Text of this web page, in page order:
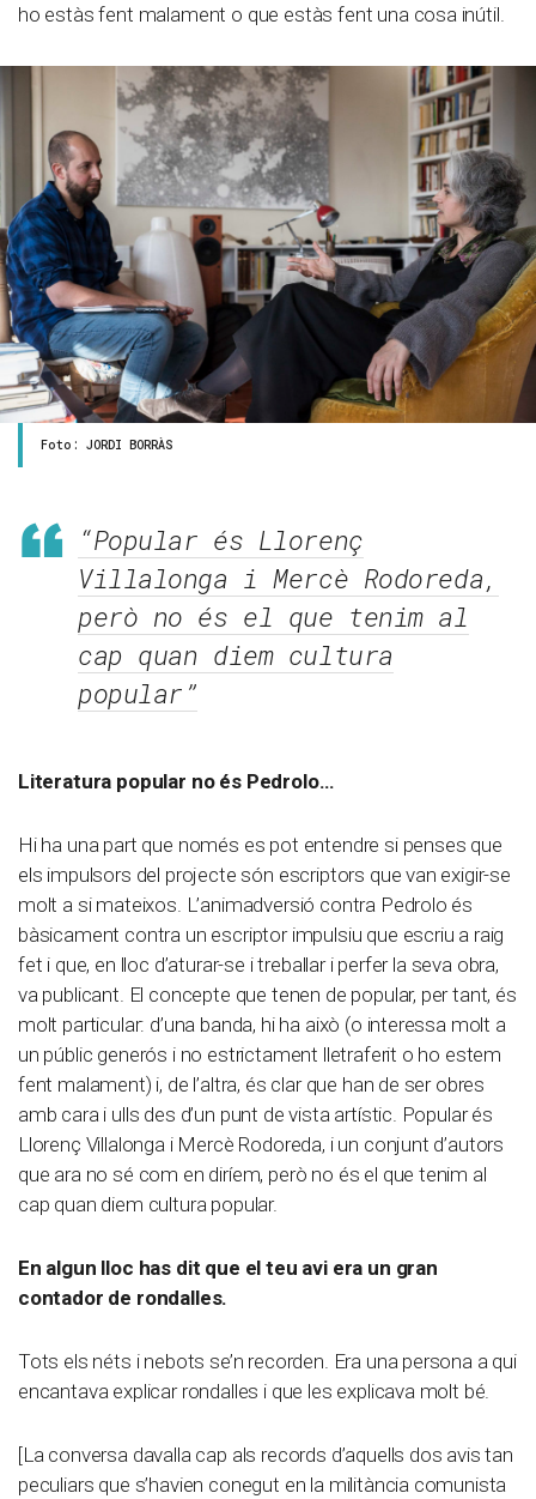
ho estàs fent malament o que estàs fent una cosa inútil.
Foto: JORDI BORRÀS
“Popular és Llorenç
Villalonga i Mercè Rodoreda,
però no és el que tenim al
cap quan diem cultura
popular”
Literatura popular no és Pedrolo…
Hi ha una part que només es pot entendre si penses que
els impulsors del projecte són escriptors que van exigir-se
molt a si mateixos. L’animadversió contra Pedrolo és
bàsicament contra un escriptor impulsiu que escriu a raig
fet i que, en lloc d’aturar-se i treballar i perfer la seva obra,
va publicant. El concepte que tenen de popular, per tant, és
molt particular: d’una banda, hi ha això (o interessa molt a
un públic generós i no estrictament lletraferit o ho estem
fent malament) i, de l’altra, és clar que han de ser obres
amb cara i ulls des d’un punt de vista artístic. Popular és
Llorenç Villalonga i Mercè Rodoreda, i un conjunt d’autors
que ara no sé com en diríem, però no és el que tenim al
cap quan diem cultura popular.
En algun lloc has dit que el teu avi era un gran
contador de rondalles.
Tots els néts i nebots se’n recorden. Era una persona a qui
encantava explicar rondalles i que les explicava molt bé.
[La conversa davalla cap als records d’aquells dos avis tan
peculiars que s’havien conegut en la militància comunista